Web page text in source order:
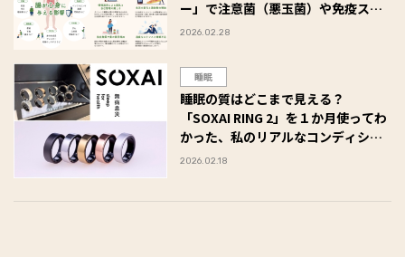
ー」で注意菌（悪玉菌）や免疫スコ
アもチェック！ #Omezaトーク
2026.02.28
睡眠
睡眠の質はどこまで見える？
「SOXAI RING 2」を１か月使ってわ
かった、私のリアルなコンディショ
ン #Omezaトーク
2026.02.18